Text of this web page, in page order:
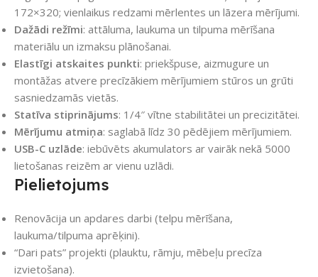
172×320; vienlaikus redzami mērlentes un lāzera mērījumi.
Dažādi režīmi: attāluma, laukuma un tilpuma mērīšana
materiālu un izmaksu plānošanai.
Elastīgi atskaites punkti: priekšpuse, aizmugure un
montāžas atvere precīzākiem mērījumiem stūros un grūti
sasniedzamās vietās.
Statīva stiprinājums: 1/4″ vītne stabilitātei un precizitātei.
Mērījumu atmiņa: saglabā līdz 30 pēdējiem mērījumiem.
USB-C uzlāde: iebūvēts akumulators ar vairāk nekā 5000
lietošanas reizēm ar vienu uzlādi.
Pielietojums
Renovācija un apdares darbi (telpu mērīšana,
laukuma/tilpuma aprēķini).
“Dari pats” projekti (plauktu, rāmju, mēbeļu precīza
izvietošana).